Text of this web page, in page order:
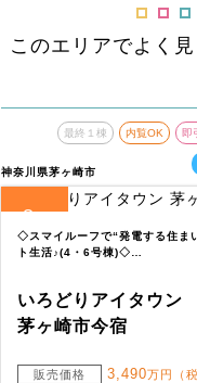
このエリアでよく
神奈川県茅ヶ崎市
最終１棟 内覧OK 即
8
◇スマイルーフで“発電する住ま
ト生活♪(4・6号棟)◇…
いろどりアイタウン
茅ヶ崎市今宿
販売価格 3,490万円（